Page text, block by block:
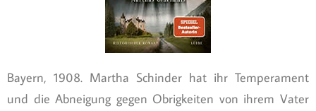
Bayern, 1908. Martha Schinder hat ihr Temperament
und die Abneigung gegen Obrigkeiten von ihrem Vater